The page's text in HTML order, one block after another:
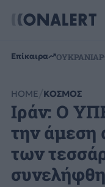
Επίκαιρα ΟΥΚΡΑΝΙΑ
HOME ΚΟΣΜΟΣ
Ιράν: Ο
την άμεση
των